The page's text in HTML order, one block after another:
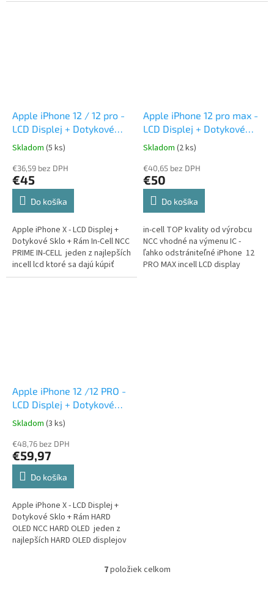
Apple iPhone 12 / 12 pro -
LCD Displej + Dotykové
Sklo + Rám In-Cell
Skladom (5 ks)
€36,59 bez DPH
€45
Do košíka
Apple iPhone X - LCD Displej +
Dotykové Sklo + Rám In-Cell NCC
PRIME IN-CELL jeden z najlepších
incell lcd ktoré sa dajú kúpiť
Apple iPhone 12 pro max -
LCD Displej + Dotykové
Sklo + Rám In-Cell NCC
Skladom (2 ks)
€40,65 bez DPH
€50
Do košíka
in-cell TOP kvality od výrobcu
NCC vhodné na výmenu IC -
ľahko odstrániteľné iPhone 12
PRO MAX incell LCD display
Apple iPhone 12 /12 PRO -
LCD Displej + Dotykové
Sklo + Rám Hard OLED
Skladom (3 ks)
€48,76 bez DPH
€59,97
Do košíka
Apple iPhone X - LCD Displej +
Dotykové Sklo + Rám HARD
OLED NCC HARD OLED jeden z
najlepších HARD OLED displejov
O
7položiek celkom